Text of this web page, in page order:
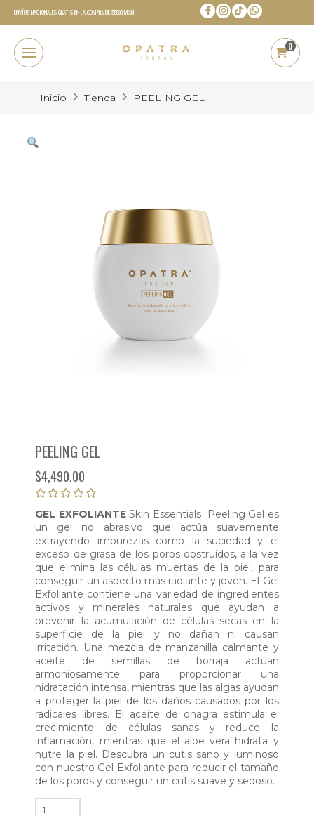
ENVÍOS NACIONALES GRATIS EN LA COMPRA DE $5000 MXN
0
Inicio Tienda PEELING GEL
PEELING GEL
$4,490.00
GEL EXFOLIANTESkin Essentials Peeling Gel es
un gel no abrasivo que actúa suavemente
extrayendo impurezas como la suciedad y el
exceso de grasa de los poros obstruidos, a la vez
que elimina las células muertas de la piel, para
conseguir un aspecto más radiante y joven. El Gel
Exfoliante contiene una variedad de ingredientes
activos y minerales naturales que ayudan a
prevenir la acumulación de células secas en la
superficie de la piel y no dañan ni causan
irritación. Una mezcla de manzanilla calmante y
aceite de semillas de borraja actúan
armoniosamente para proporcionar una
hidratación intensa, mientras que las algas ayudan
a proteger la piel de los daños causados por los
radicales libres. El aceite de onagra estimula el
crecimiento de células sanas y reduce la
inflamación, mientras que el aloe vera hidrata y
nutre la piel. Descubra un cutis sano y luminoso
con nuestro Gel Exfoliante para reducir el tamaño
de los poros y conseguir un cutis suave y sedoso.
PEELING